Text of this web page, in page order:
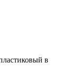
в